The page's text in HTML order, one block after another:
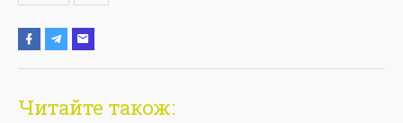
Читайте також: